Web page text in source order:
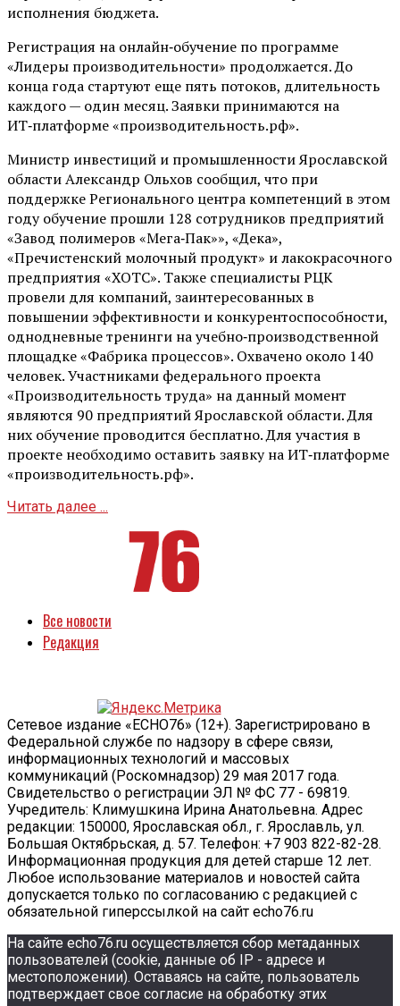
исполнения бюджета.
Регистрация на онлайн‑обучение по программе
«Лидеры производительности» продолжается. До
конца года стартуют еще пять потоков, длительность
каждого — один месяц. Заявки принимаются на
ИТ‑платформе «производительность.рф».
Министр инвестиций и промышленности Ярославской
области Александр Ольхов сообщил, что при
поддержке Регионального центра компетенций в этом
году обучение прошли 128 сотрудников предприятий
«Завод полимеров «Мега‑Пак»», «Дека»,
«Пречистенский молочный продукт» и лакокрасочного
предприятия «ХОТС». Также специалисты РЦК
провели для компаний, заинтересованных в
повышении эффективности и конкурентоспособности,
однодневные тренинги на учебно‑производственной
площадке «Фабрика процессов». Охвачено около 140
человек. Участниками федерального проекта
«Производительность труда» на данный момент
являются 90 предприятий Ярославской области. Для
них обучение проводится бесплатно. Для участия в
проекте необходимо оставить заявку на ИТ‑платформе
«производительность.рф».
Читать далее ...
Все новости
Редакция
Сетевое издание «ECHO76» (12+). Зарегистрировано в
Федеральной службе по надзору в сфере связи,
информационных технологий и массовых
коммуникаций (Роскомнадзор) 29 мая 2017 года.
Свидетельство о регистрации ЭЛ № ФС 77 - 69819.
Учредитель: Климушкина Ирина Анатольевна. Адрес
редакции: 150000, Ярославская обл., г. Ярославль, ул.
Большая Октябрьская, д. 57. Телефон: +7 903 822-82-28.
Информационная продукция для детей старше 12 лет.
Любое использование материалов и новостей сайта
допускается только по согласованию с редакцией с
обязательной гиперссылкой на сайт echo76.ru
На сайте echo76.ru осуществляется сбор метаданных
пользователей (cookie, данные об IP - адресе и
местоположении). Оставаясь на сайте, пользователь
подтверждает свое согласие на обработку этих